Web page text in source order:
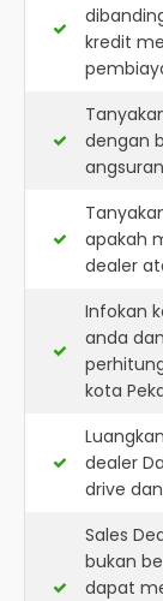
kredit
dengan
apakah
dealer
Infokan
anda
kota
dealer
drive
Sales
bukan
dapat